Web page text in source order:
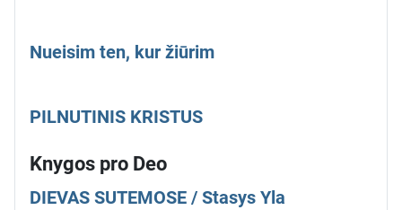
Nueisim ten, kur žiūrim
PILNUTINIS KRISTUS
Knygos pro Deo
DIEVAS SUTEMOSE / Stasys Yla